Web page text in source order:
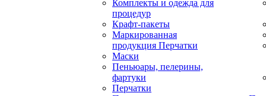
Комплекты и одежда для
процедур
Крафт-пакеты
Маркированная
продукция Перчатки
Маски
Пеньюары, пелерины,
фартуки
Перчатки